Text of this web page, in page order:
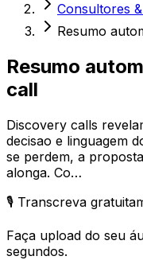
Consultores
Resumo
Resumo
call
Discovery calls
decisao e linguagem
se perdem, a
alonga. Co…
🎙️ Transcreva
Faça upload do seu
segundos.